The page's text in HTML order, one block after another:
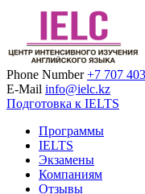
IELC
Intensive English
Phone Number +7 707
E-Mail info@ielc.kz
Подготовка к IELTS
Программы
IELTS
Экзамены
Компаниям
Отзывы